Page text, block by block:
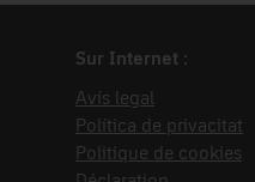
Sur Internet :
Avís legal
Política de privacitat
Politique de cookies